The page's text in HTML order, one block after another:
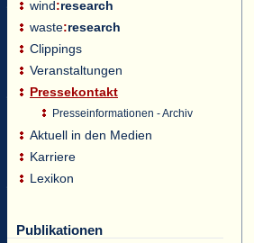
wind:research
waste:research
Clippings
Veranstaltungen
Pressekontakt
Presseinformationen - Archiv
Aktuell in den Medien
Karriere
Lexikon
Publikationen